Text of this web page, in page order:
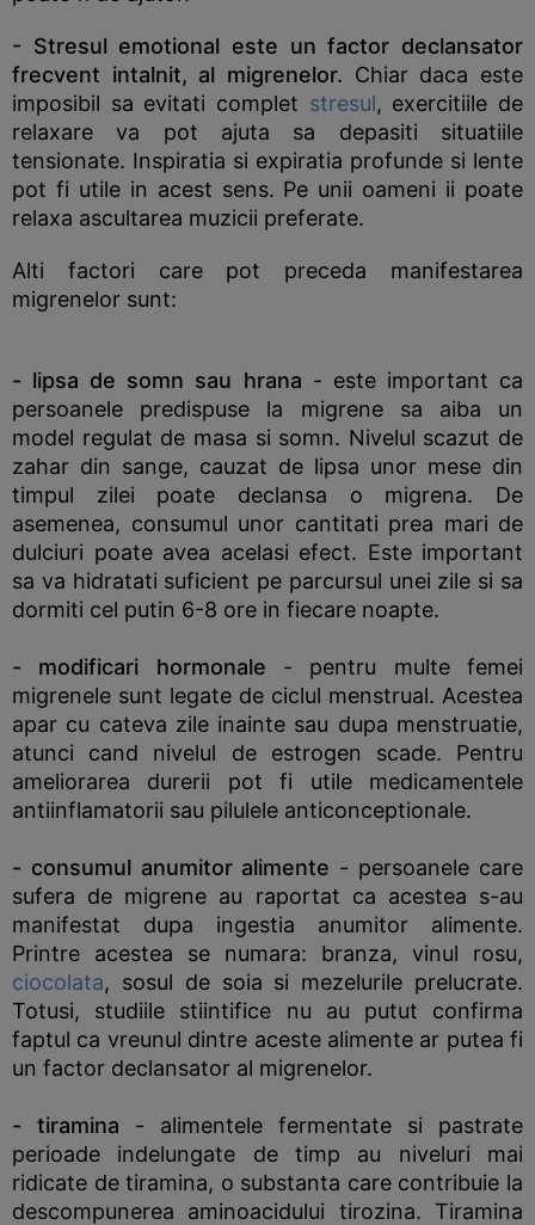
- Stresul emotional este un factor declansator
frecvent intalnit, al migrenelor. Chiar daca este
imposibil sa evitati complet stresul, exercitiile de
relaxare va pot ajuta sa depasiti situatiile
tensionate. Inspiratia si expiratia profunde si lente
pot fi utile in acest sens. Pe unii oameni ii poate
relaxa ascultarea muzicii preferate.
Alti factori care pot preceda manifestarea
migrenelor sunt:
- lipsa de somn sau hrana - este important ca
persoanele predispuse la migrene sa aiba un
model regulat de masa si somn. Nivelul scazut de
zahar din sange, cauzat de lipsa unor mese din
timpul zilei poate declansa o migrena. De
asemenea, consumul unor cantitati prea mari de
dulciuri poate avea acelasi efect. Este important
sa va hidratati suficient pe parcursul unei zile si sa
dormiti cel putin 6-8 ore in fiecare noapte.
- modificari hormonale - pentru multe femei
migrenele sunt legate de ciclul menstrual. Acestea
apar cu cateva zile inainte sau dupa menstruatie,
atunci cand nivelul de estrogen scade. Pentru
ameliorarea durerii pot fi utile medicamentele
antiinflamatorii sau pilulele anticonceptionale.
- consumul anumitor alimente - persoanele care
sufera de migrene au raportat ca acestea s-au
manifestat dupa ingestia anumitor alimente.
Printre acestea se numara: branza, vinul rosu,
ciocolata, sosul de soia si mezelurile prelucrate.
Totusi, studiile stiintifice nu au putut confirma
faptul ca vreunul dintre aceste alimente ar putea fi
un factor declansator al migrenelor.
- tiramina - alimentele fermentate si pastrate
perioade indelungate de timp au niveluri mai
ridicate de tiramina, o substanta care contribuie la
descompunerea aminoacidului tirozina. Tiramina